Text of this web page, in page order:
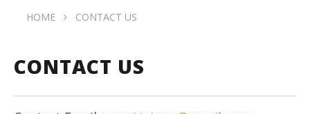
HOME CONTACT US
CONTACT US